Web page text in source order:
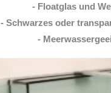
- Floatglas und
- Schwarzes oder
-